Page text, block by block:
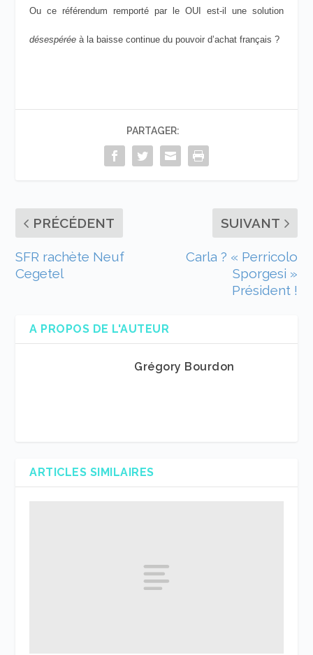
Ou ce référendum remporté par le OUI est-il une solution
désespérée à la baisse continue du pouvoir d’achat français ?
PARTAGER:
PRÉCÉDENT
SFR rachète Neuf
Cegetel
SUIVANT
Carla ? « Perricolo
Sporgesi »
Président !
A PROPOS DE L'AUTEUR
Grégory Bourdon
ARTICLES SIMILAIRES